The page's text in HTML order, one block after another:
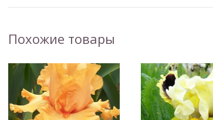
Похожие товары